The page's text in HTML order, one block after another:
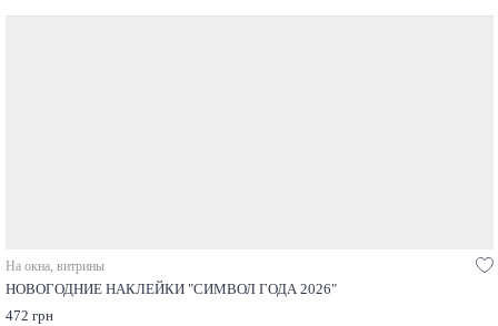
На окна, витрины
НОВОГОДНИЕ НАКЛЕЙКИ "СИМВОЛ ГОДА 2026"
472 грн